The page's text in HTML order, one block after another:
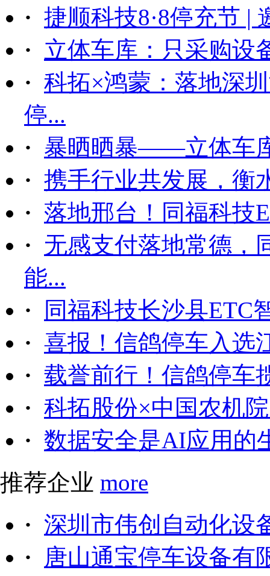
· 捷顺科技8·8停充节 |
· 立体车库：只采购设
· 科拓×鸿蒙：落地深
停...
· 暴晒晒暴——立体车
· 携手行业共发展，衡
· 落地邢台！同福科技
· 无感支付落地常德，
能...
·
同福科技长沙县ETC
· 喜报！信鸽停车入选
· 载誉前行！信鸽停车
· 科拓股份×中国农机
· 数据安全是AI应用的
推荐企业 more
· 深圳市伟创自动化设
·
唐山通宝停车设备有